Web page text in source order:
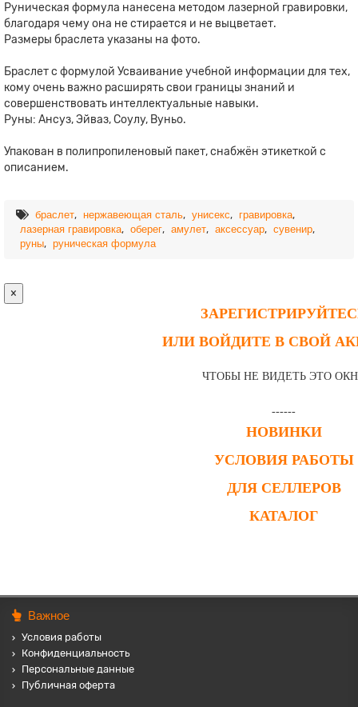
Руническая формула нанесена методом лазерной гравировки,
благодаря чему она не стирается и не выцветает.
Размеры браслета указаны на фото.
Браслет с формулой Усваивание учебной информации для тех,
кому очень важно расширять свои границы знаний и
совершенствовать интеллектуальные навыки.
Руны: Ансуз, Эйваз, Соулу, Вуньо.
Упакован в полипропиленовый пакет, снабжён этикеткой с
описанием.
браслет, нержавеющая сталь, унисекс, гравировка,
лазерная гравировка, оберег, амулет, аксессуар, сувенир,
руны, руническая формула
×
ИЛИ ВОЙДИТЕ В СВОЙ
ЧТОБЫ НЕ ВИДЕТЬ ЭТО
------
НОВИНКИ
УСЛОВИЯ РАБОТЫ
ДЛЯ СЕЛЛЕРОВ
КАТАЛОГ
Важное
Условия работы
Конфиденциальность
Персональные данные
Публичная оферта